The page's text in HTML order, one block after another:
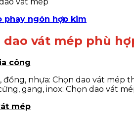
phay ngón hợp kim
dao vát mép phù
công
đồng, nhựa: Chọn dao vát mép
gang, inox: Chọn dao vát
mép